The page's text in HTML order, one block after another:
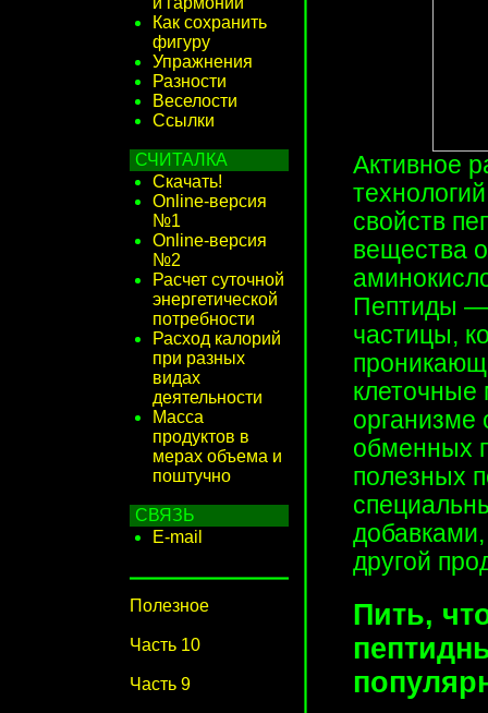
Как сохранить
фигуру
Упражнения
Разности
Веселости
Ссылки
СЧИТАЛКА
Скачать!
Online-версия
№1
Online-версия
№2
Расчет суточной
энергетической
потребности
Расход калорий
при разных
видах
деятельности
Масса
продуктов в
мерах объема и
поштучно
СВЯЗЬ
E-mail
Полезное
Часть 10
Часть 9
Активное
свойств
вещества
Пептиды —
частицы,
организме
обменных
полезных
другой
Пить,